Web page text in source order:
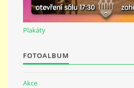
Pohořelice
691 23
Plakáty
FOTOALBUM
Akce